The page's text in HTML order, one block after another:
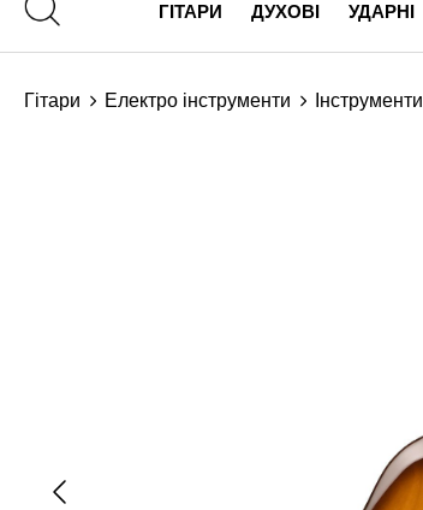
ГІТАРИ ДУХОВІ УДАРНІ
Гітари Електро інструменти Інструменти